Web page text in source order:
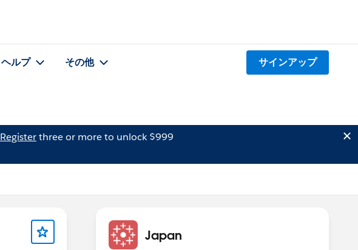
ヘルプ その他 サインアップ
Registerthree or more to unlock $999
Japan